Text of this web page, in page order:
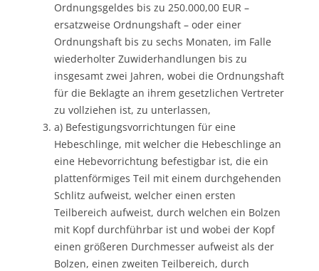
Ordnungsgeldes bis zu 250.000,00 EUR –
ersatzweise Ordnungshaft – oder einer
Ordnungshaft bis zu sechs Monaten, im Falle
wiederholter Zuwiderhandlungen bis zu
insgesamt zwei Jahren, wobei die Ordnungshaft
für die Beklagte an ihrem gesetzlichen Vertreter
zu vollziehen ist, zu unterlassen,
a) Befestigungsvorrichtungen für eine
Hebeschlinge, mit welcher die Hebeschlinge an
eine Hebevorrichtung befestigbar ist, die ein
plattenförmiges Teil mit einem durchgehenden
Schlitz aufweist, welcher einen ersten
Teilbereich aufweist, durch welchen ein Bolzen
mit Kopf durchführbar ist und wobei der Kopf
einen größeren Durchmesser aufweist als der
Bolzen, einen zweiten Teilbereich, durch